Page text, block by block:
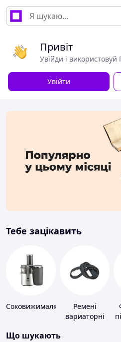
Привіт
Увійди і
Увійти
Тебе зацікавить
Соковижималки
Ремені
вариаторні
Що шукають